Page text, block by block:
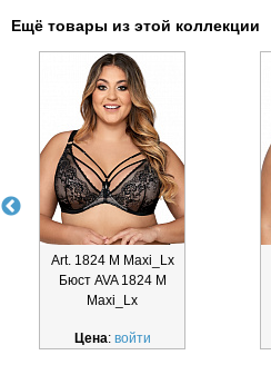
Ещё товары из этой коллекции
Art. 1824 M Maxi_Lx
Бюст AVA 1824 M
Maxi_Lx
Цена: войти